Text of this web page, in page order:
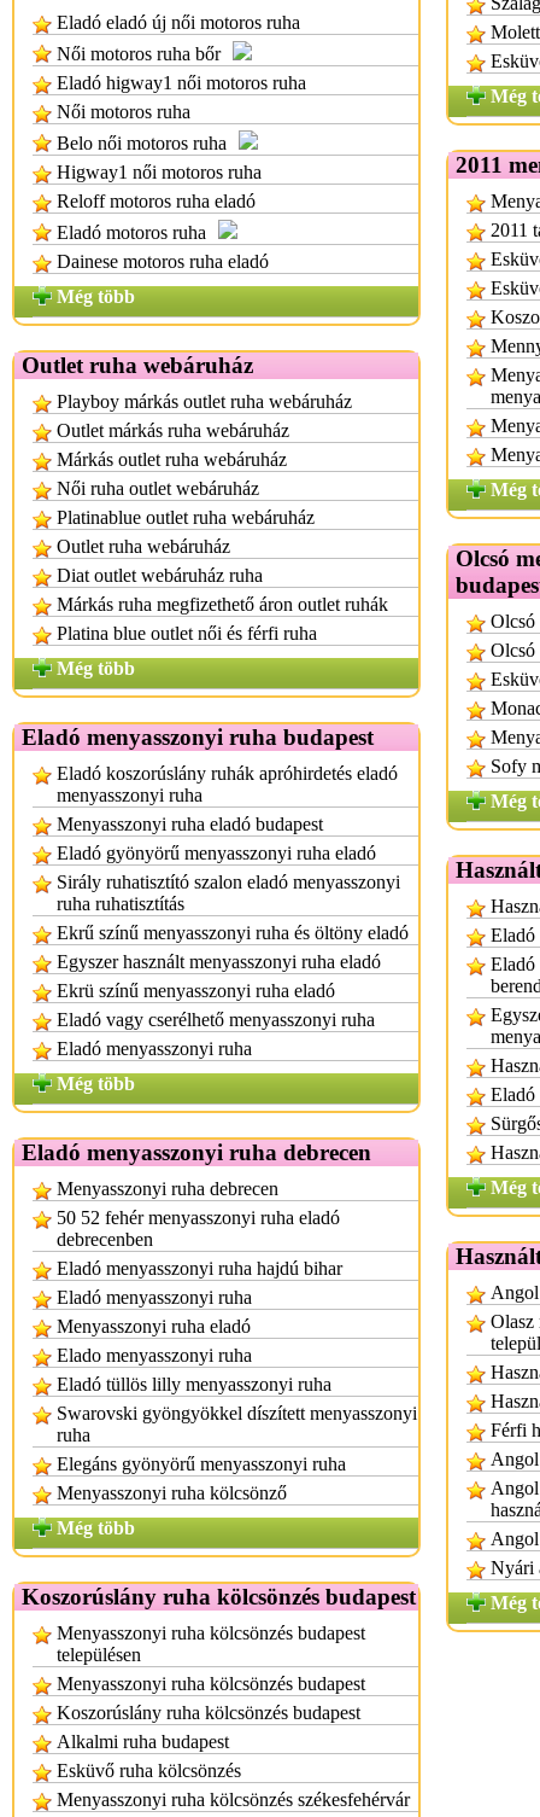
Eladó eladó új női motoros ruha
Női motoros ruha bőr
Eladó higway1 női motoros ruha
Női motoros ruha
Belo női motoros ruha
Higway1 női motoros ruha
Reloff motoros ruha eladó
Eladó motoros ruha
Dainese motoros ruha eladó
Még több
Outlet ruha webáruház
Playboy márkás outlet ruha webáruház
Outlet márkás ruha webáruház
Márkás outlet ruha webáruház
Női ruha outlet webáruház
Platinablue outlet ruha webáruház
Outlet ruha webáruház
Diat outlet webáruház ruha
Márkás ruha megfizethető áron outlet ruhák
Platina blue outlet női és férfi ruha
Még több
Eladó menyasszonyi ruha budapest
Eladó koszorúslány ruhák apróhirdetés eladó
menyasszonyi ruha
Menyasszonyi ruha eladó budapest
Eladó gyönyörű menyasszonyi ruha eladó
Sirály ruhatisztító szalon eladó menyasszonyi
ruha ruhatisztítás
Ekrű színű menyasszonyi ruha és öltöny eladó
Egyszer használt menyasszonyi ruha eladó
Ekrü színű menyasszonyi ruha eladó
Eladó vagy cserélhető menyasszonyi ruha
Eladó menyasszonyi ruha
Még több
Eladó menyasszonyi ruha debrecen
Menyasszonyi ruha debrecen
50 52 fehér menyasszonyi ruha eladó
debrecenben
Eladó menyasszonyi ruha hajdú bihar
Eladó menyasszonyi ruha
Menyasszonyi ruha eladó
Elado menyasszonyi ruha
Eladó tüllös lilly menyasszonyi ruha
Swarovski gyöngyökkel díszített menyasszonyi
ruha
Elegáns gyönyörű menyasszonyi ruha
Menyasszonyi ruha kölcsönző
Még több
Koszorúslány ruha kölcsönzés budapest
Menyasszonyi ruha kölcsönzés budapest
településen
Menyasszonyi ruha kölcsönzés budapest
Koszorúslány ruha kölcsönzés budapest
Alkalmi ruha budapest
Esküvő ruha kölcsönzés
Menyasszonyi ruha kölcsönzés székesfehérvár
Még
2011
2011
Még
Olcsó
Olcsó
Olcsó
Sofy
Még
Eladó
Eladó
Eladó
Még
Angol
Olasz
Férfi
Angol
Angol
Angol
Nyári
Még